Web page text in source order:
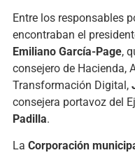
Entre los responsables
encontraban el
Emiliano García-Page,
consejero de Hacienda,
Transformación Digital,
consejera portavoz del
Padilla.
La Corporación